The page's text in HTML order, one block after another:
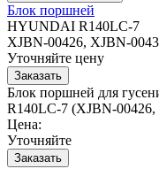
Блок поршней
HYUNDAI R140LC-7
XJBN-00426, XJBN-
Уточняйте цену
Блок поршней для
R140LC-7 (XJBN-
Цена:
Уточняйте